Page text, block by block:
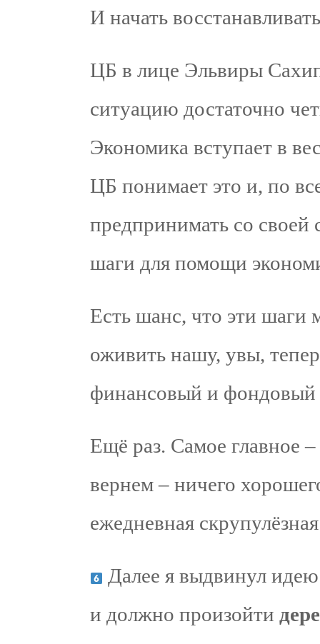
И начать
ЦБ в лице Эльвиры
ситуацию достаточно
Экономика вступает в
ЦБ понимает это и, по
предпринимать со своей
шаги для помощи
Есть шанс, что эти шаги
оживить нашу, увы,
финансовый и
Ещё раз. Самое главное
вернем – ничего
ежедневная
Далее я выдвинул
и должно произойти